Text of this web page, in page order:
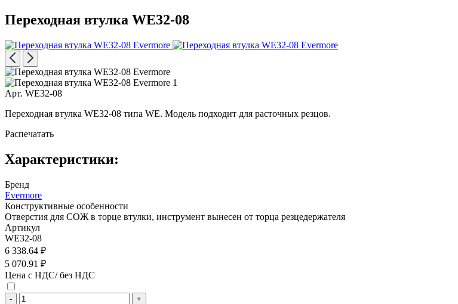
Переходная втулка WE32-08
Арт. WE32-08
Переходная втулка WE32-08 типа WE. Модель подходит для расточных резцов.
Распечатать
Характеристики:
Бренд
Evermore
Конструктивные особенности
Отверстия для СОЖ в торце втулки, инструмент вынесен от торца резцедержателя
Артикул
WE32-08
6 338.64 ₽
5 070.91 ₽
Цена с НДС/ без НДС
- +